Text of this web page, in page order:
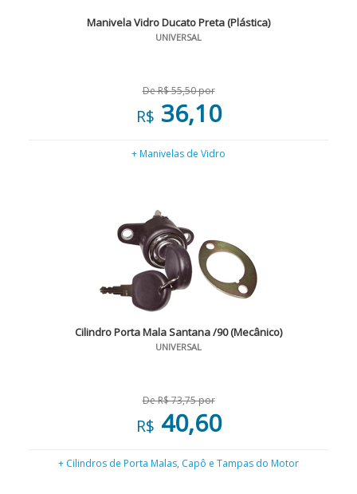
Manivela Vidro Ducato Preta (Plástica)
UNIVERSAL
De R$ 55,50 por
R$ 36,10
+ Manivelas de Vidro
Cilindro Porta Mala Santana /90 (Mecânico)
UNIVERSAL
De R$ 73,75 por
R$ 40,60
+ Cilindros de Porta Malas, Capô e Tampas do Motor